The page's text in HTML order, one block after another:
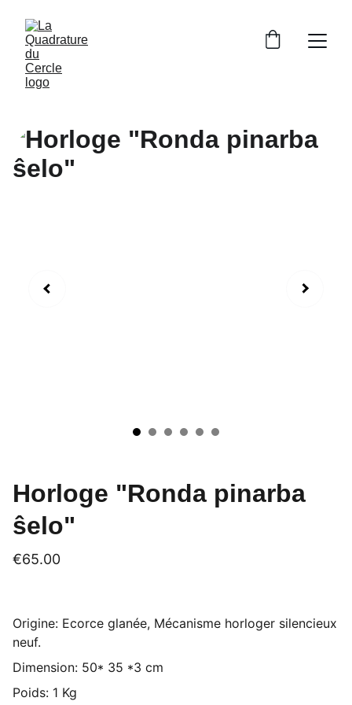
Horloge "Ronda pinarba
ŝelo"
€65.00
Origine: Ecorce glanée, Mécanisme horloger silencieux
neuf.
Dimension: 50* 35 *3 cm
Poids: 1 Kg